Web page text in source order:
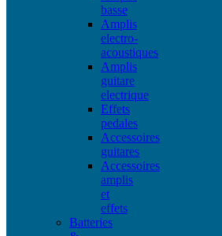
basse
Amplis
electro-
acoustiques
Amplis
guitare
electrique
Effets
pedales
Accessoires
guitares
Accessoires
amplis
et
effets
Batteries